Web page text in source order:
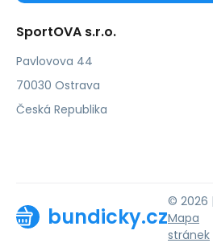
SportOVA s.r.o.
Pavlovova 44
70030 Ostrava
Česká Republika
bundicky.cz
© 2026 |
Mapa
stránek